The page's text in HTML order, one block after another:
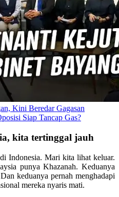
Kini Beredar Gagasan
Siap Tancap Gas?
kita tertinggal jauh
Indonesia. Mari kita lihat keluar.
punya Khazanah. Keduanya
keduanya pernah menghadapi
mereka nyaris mati.